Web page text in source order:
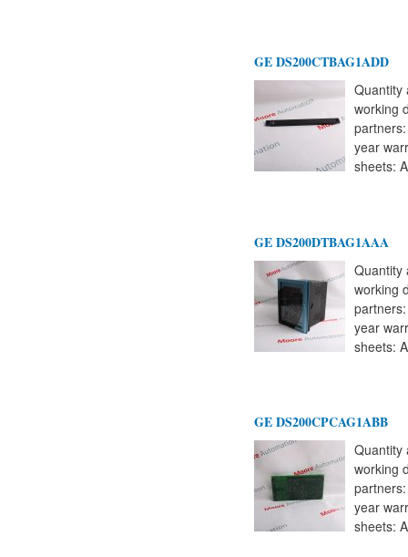
GE DS200CTBAG1ADD
Quantity
working
year
sheets:
GE DS200DTBAG1AAA
Quantity
working
year
sheets:
GE DS200CPCAG1ABB
Quantity
working
year
sheets: